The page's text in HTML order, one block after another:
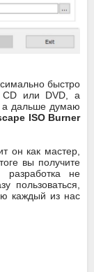
быстро
CD или DVD, а
а дальше думаю
ISO Burner
он как мастер,
вы получите
разработка не
пользоваться,
каждый из нас